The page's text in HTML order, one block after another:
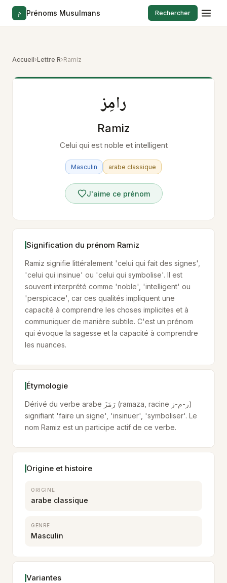
م Prénoms Musulmans Rechercher
Accueil›Lettre R›Ramiz
رامِز
Ramiz
Celui qui est noble et intelligent
Masculin arabe classique
J'aime ce prénom
Signification du prénom Ramiz
Ramiz signifie littéralement 'celui qui fait des signes',
'celui qui insinue' ou 'celui qui symbolise'. Il est
souvent interprété comme 'noble', 'intelligent' ou
'perspicace', car ces qualités impliquent une
capacité à comprendre les choses implicites et à
communiquer de manière subtile. C'est un prénom
qui évoque la sagesse et la capacité à comprendre
les nuances.
Étymologie
Dérivé du verbe arabe رَمَزَ (ramaza, racine ر-م-ز)
signifiant 'faire un signe', 'insinuer', 'symboliser'. Le
nom Ramiz est un participe actif de ce verbe.
Origine et histoire
ORIGINE
arabe classique
GENRE
Masculin
Variantes